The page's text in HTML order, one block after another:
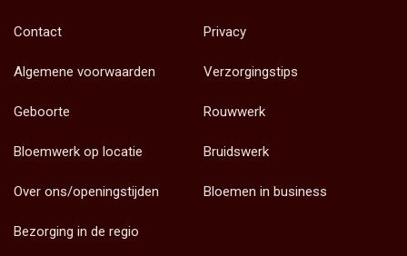
Contact Privacy
Algemene voorwaarden Verzorgingstips
Geboorte Rouwwerk
Bloemwerk op locatie Bruidswerk
Over ons/openingstijden Bloemen in business
Bezorging in de regio